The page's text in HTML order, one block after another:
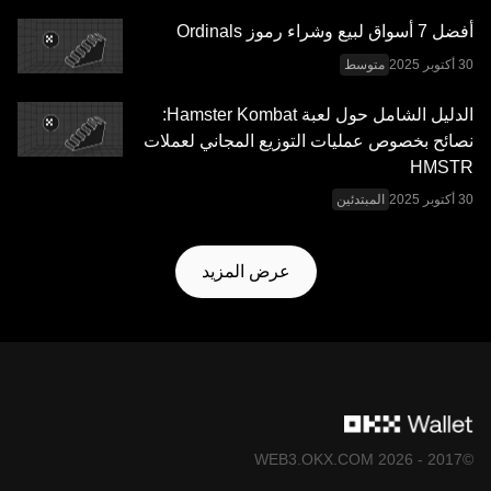
أفضل 7 أسواق لبيع وشراء رموز Ordinals
متوسط
الدليل الشامل حول لعبة Hamster Kombat:
نصائح بخصوص عمليات التوزيع المجاني لعملات
HMSTR
المبتدئين
عرض المزيد
©2017 - 2026 WEB3.OKX.COM